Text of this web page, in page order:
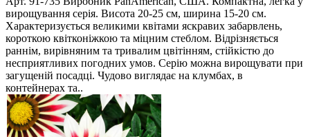
вирощування серія. Висота 20-25 см, ширина 15-20 см.
Характеризується великими квітами яскравих забарвлень,
короткою квітконіжкою та міцним стеблом. Відрізняється
раннім, вирівняним та тривалим цвітінням, стійкістю до
несприятливих погодних умов. Серію можна вирощувати при
загущеній посадці. Чудово виглядає на клумбах, в
контейнерах та..